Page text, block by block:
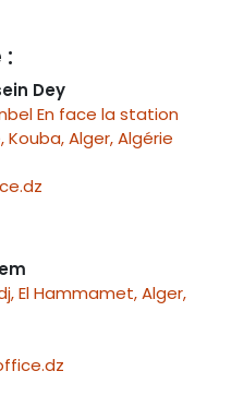
Dey
En face la station
Kouba, Alger, Algérie
El Hammamet, Alger,